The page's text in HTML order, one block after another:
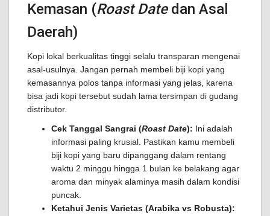
Kemasan (Roast Datedan Asal
Daerah)
Kopi lokal berkualitas tinggi selalu transparan mengenai
asal-usulnya. Jangan pernah membeli biji kopi yang
kemasannya polos tanpa informasi yang jelas, karena
bisa jadi kopi tersebut sudah lama tersimpan di gudang
distributor.
Cek Tanggal Sangrai (Roast Date): Ini adalah
informasi paling krusial. Pastikan kamu membeli
biji kopi yang baru dipanggang dalam rentang
waktu 2 minggu hingga 1 bulan ke belakang agar
aroma dan minyak alaminya masih dalam kondisi
puncak.
Ketahui Jenis Varietas (Arabika vs Robusta):